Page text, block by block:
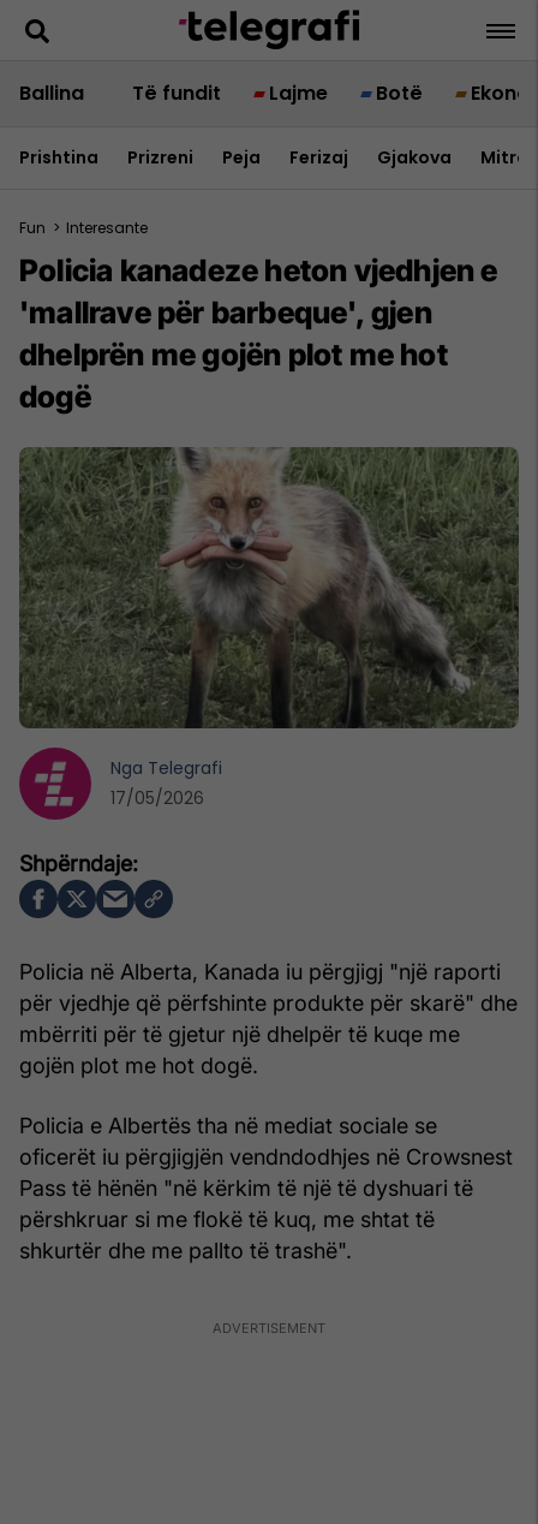
Ballina Të fundit Lajme Botë
Prishtina Prizreni Peja Ferizaj Gjakova
Fun > Interesante
Policia kanadeze heton vjedhjen e
'mallrave për barbeque', gjen
dhelprën me gojën plot me hot
dogë
Policia në Alberta, Kanada iu përgjigj "një raporti
për vjedhje që përfshinte produkte për skarë" dhe
mbërriti për të gjetur një dhelpër të kuqe me
gojën plot me hot dogë.
Policia e Albertës tha në mediat sociale se
oficerët iu përgjigjën vendndodhjes në Crowsnest
Pass të hënën "në kërkim të një të dyshuari të
përshkruar si me flokë të kuq, me shtat të
shkurtër dhe me pallto të trashë".
Nga Telegrafi
17/05/2026